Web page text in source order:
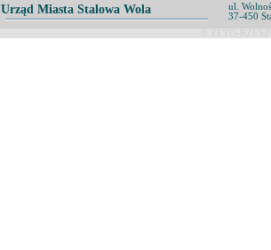
Urząd Miasta Stalowa Wola
ul.
37-450